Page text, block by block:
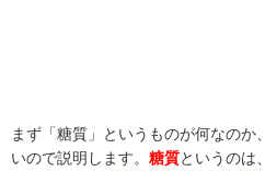
まず「糖質」というものが何なのか
いので説明します。 糖質というのは